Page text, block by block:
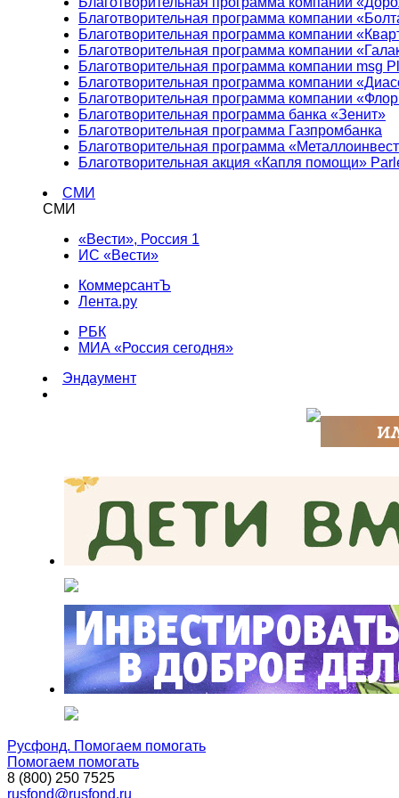
Благотворительная программа компании
Благотворительная программа компании
Благотворительная программа компании
Благотворительная программа компании msg
Благотворительная программа компании
Благотворительная программа компании
Благотворительная программа банка «Зенит»
Благотворительная программа Газпромбанка
Благотворительная программа
Благотворительная акция «Капля помощи»
СМИ
СМИ
«Вести», Россия 1
ИС «Вести»
КоммерсантЪ
Лента.ру
РБК
МИА «Россия сегодня»
Эндаумент
Русфонд. Помогаем помогать
Помогаем помогать
8 (800) 250 7525
rusfond@rusfond.ru